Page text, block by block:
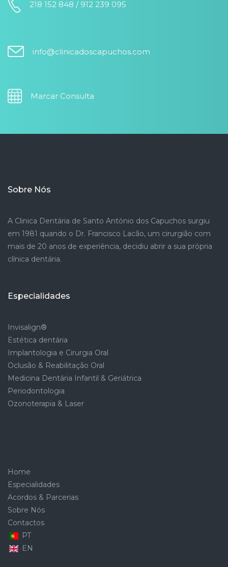
218 152 848 / 912 239 095
info@clinicadoscapuchos.com
Marcar Consulta
Sobre Nós
A Clinica Dentária de Santo António dos Capuchos surgiu
em 1981 quando o Dr. Francisco Lacão, um cirurgião com
mais de 20 anos de experiência, decidiu abrir a sua própria
clínica dentária.
Especialidades
Invisalign®
Estética dentária
Implantologia e Cirurgia Oral
Oclusão & Reabilitação Oral
Medicina Dentária Infantil & Geriátrica
Periodontologia
Ozonoterapia & Laser
Home
Especialidades
Acordos & Parcerias
Sobre Nós
Contactos
PT
EN